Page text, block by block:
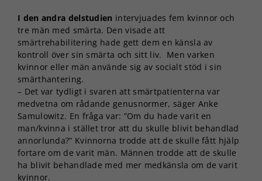
I den andra delstudien intervjuades fem kvinnor och
tre män med smärta. Den visade att
smärtrehabilitering hade gett dem en känsla av
kontroll över sin smärta och sitt liv. Men varken
kvinnor eller män använde sig av socialt stöd i sin
smärthantering.
– Det var tydligt i svaren att smärtpatienterna var
medvetna om rådande genusnormer, säger Anke
Samulowitz. En fråga var: ”Om du hade varit en
man/kvinna i stället tror att du skulle blivit behandlad
annorlunda?” Kvinnorna trodde att de skulle fått hjälp
fortare om de varit män. Männen trodde att de skulle
ha blivit behandlade med mer medkänsla om de varit
kvinnor.